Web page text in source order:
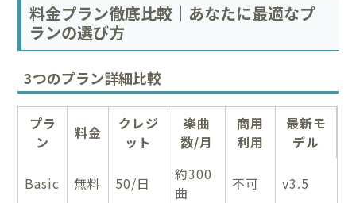
料金プラン徹底比較｜あなたに最適なプ
ランの選び方
3つのプラン詳細比較
プラ
ン
料金
クレジ
ット
楽曲
数/月
商用
利用
最新モ
デル
Basic 無料 50/日
約300
曲
不可 v3.5